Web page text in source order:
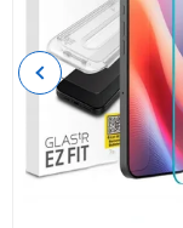
Previous